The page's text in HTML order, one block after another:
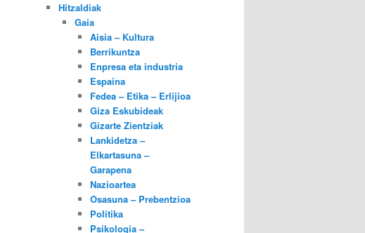
Hitzaldiak
Gaia
Aisia – Kultura
Berrikuntza
Enpresa eta industria
Espaina
Fedea – Etika – Erlijioa
Giza Eskubideak
Gizarte Zientziak
Lankidetza –
Elkartasuna –
Garapena
Nazioartea
Osasuna – Prebentzioa
Politika
Psikologia –